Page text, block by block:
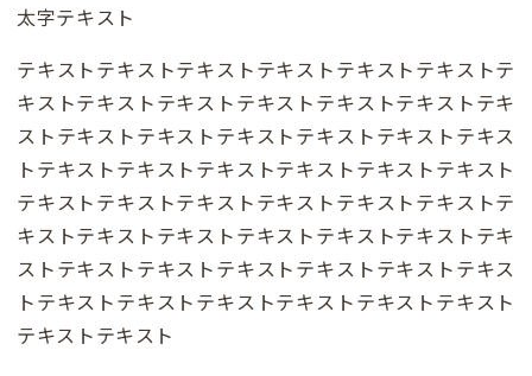
太字テキスト
テキストテキストテキストテキストテキストテキストテ
キストテキストテキストテキストテキストテキストテキ
ストテキストテキストテキストテキストテキストテキス
トテキストテキストテキストテキストテキストテキスト
テキストテキストテキストテキストテキストテキストテ
キストテキストテキストテキストテキストテキストテキ
ストテキストテキストテキストテキストテキストテキス
トテキストテキストテキストテキストテキストテキスト
テキストテキスト